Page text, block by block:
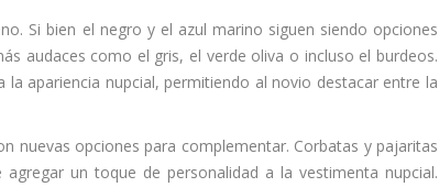
Si bien el negro y el azul marino siguen siendo opciones
audaces como el gris, el verde oliva o incluso el burdeos.
apariencia nupcial, permitiendo al novio destacar entre la
nuevas opciones para complementar. Corbatas y pajaritas
un toque de personalidad a la vestimenta nupcial.